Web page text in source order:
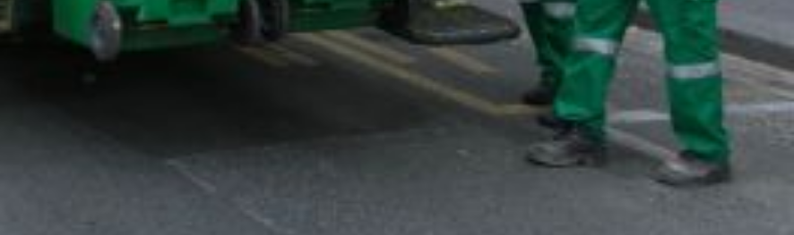
ville, assurent chaque jour des missions indispensables à la salubrité et à la sécurité publique.
en total décalage avec la pénibilité, les risques et l’utilité de leurs missions.
engagement.
légitimement accéder aux fonctions de TSON (technicien des services opérationnels nettoiement).
TSOT (Technicien des Services Opérationnels transport)